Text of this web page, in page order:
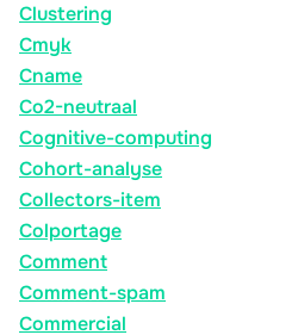
Clustering
Cmyk
Cname
Co2-neutraal
Cognitive-computing
Cohort-analyse
Collectors-item
Colportage
Comment
Comment-spam
Commercial